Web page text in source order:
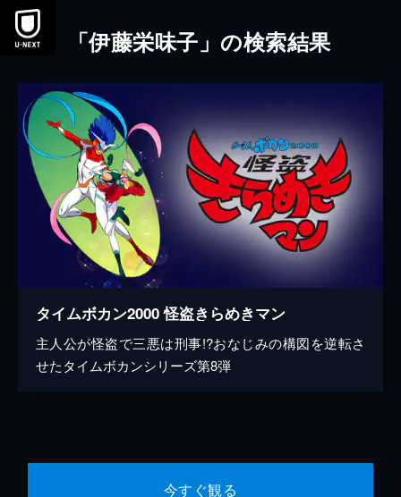
本文へスキップ
「伊藤栄味子」の検索結果
タイムボカン2000 怪盗きらめきマン
主人公が怪盗で三悪は刑事!?おなじみの構図を逆転さ
せたタイムボカンシリーズ第8弾
今すぐ観る